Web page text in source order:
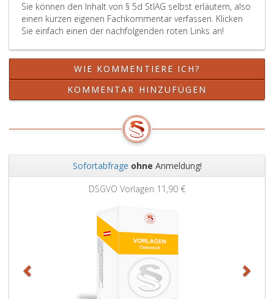
Sie können den Inhalt von § 5d StIAG selbst erläutern, also
einen kurzen eigenen Fachkommentar verfassen. Klicken
Sie einfach einen der nachfolgenden roten Links an!
WIE KOMMENTIERE ICH?
KOMMENTAR HINZUFÜGEN
Sofortabfrage ohne Anmeldung!
DSGVO Vorlagen 11,90 €